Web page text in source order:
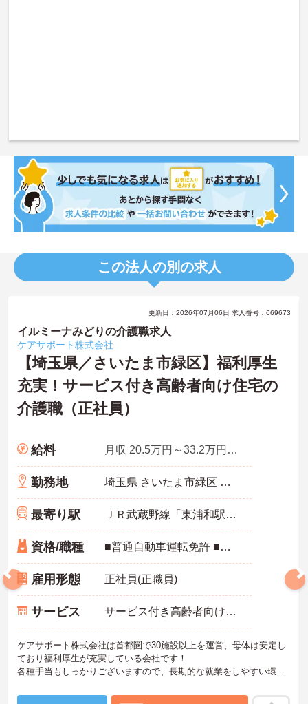
この法人の別の求人
更新日：2026年07月06日 求人番号：669673
イルミーナみどりの介護職求人
ケアサポート株式会社
【埼玉県／さいたま市緑区】福利厚生
充実！サービス付き高齢者向け住宅の
介護職（正社員）
給料 月収 20.5万円～33.2万円程度 ※諸手当込
勤務地 埼玉県 さいたま市緑区 芝原1-13-5
最寄り駅 ＪＲ武蔵野線「東浦和駅」バス・車13分
資格/職種 ■普通自動車運転免許 ■介護職員初任者研修（ヘルパー2級）以上 ※未経験相談可能
雇用形態 正社員(正職員)
サービス サービス付き高齢者向け住宅（サ高住）
ケアサポート株式会社は首都圏で30施設以上を運営、母体は安定し
ており福利厚生が充実している会社です！
各種手当もしっかりございますので、長期的な就業をしやすい環境
未経験やブランクのある方でもOJT研修などで手厚くサポートして